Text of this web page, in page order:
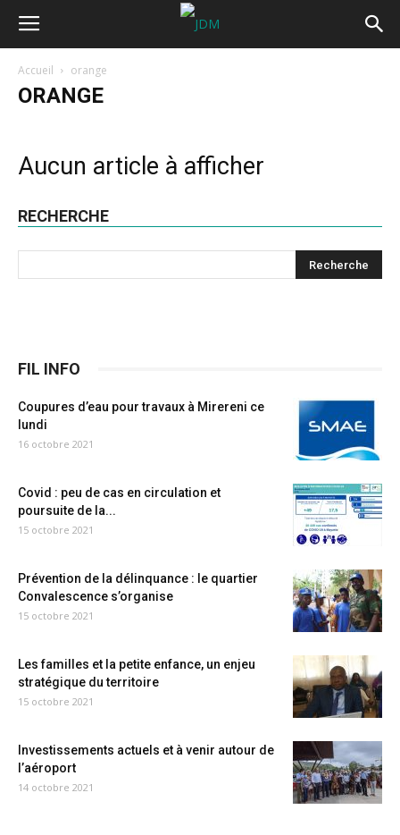
Accueil orange
ORANGE
Aucun article à afficher
RECHERCHE
FIL INFO
Coupures d’eau pour travaux à Mirereni ce
lundi
16 octobre 2021
Covid : peu de cas en circulation et
poursuite de la...
15 octobre 2021
Prévention de la délinquance : le quartier
Convalescence s’organise
15 octobre 2021
Les familles et la petite enfance, un enjeu
stratégique du territoire
15 octobre 2021
Investissements actuels et à venir autour de
l’aéroport
14 octobre 2021